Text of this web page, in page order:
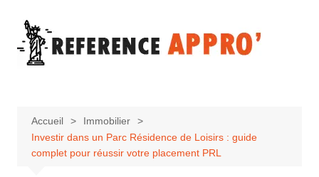
contenu
Accueil
Immobilier
Investir dans un Parc Résidence de Loisirs : guide
complet pour réussir votre placement PRL